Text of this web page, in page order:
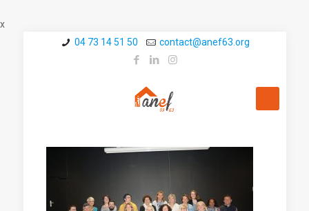
x
04 73 14 51 50
contact@a­nef63.org